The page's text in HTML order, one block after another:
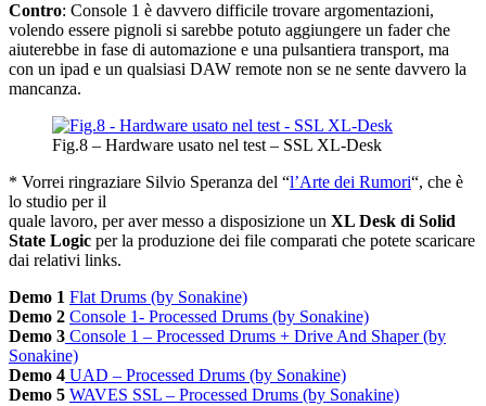
Contro: Console 1 è davvero difficile trovare argomentazioni,
volendo essere pignoli si sarebbe potuto aggiungere un fader che
aiuterebbe in fase di automazione e una pulsantiera transport, ma
con un ipad e un qualsiasi DAW remote non se ne sente davvero la
mancanza.
Fig.8 – Hardware usato nel test – SSL XL-Desk
* Vorrei ringraziare Silvio Speranza del “l’Arte dei Rumori“, che è
lo studio per il
quale lavoro, per aver messo a disposizione un XL Desk di Solid
State Logic per la produzione dei file comparati che potete scaricare
dai relativi links.
Demo 1 Flat Drums (by Sonakine)
Demo 2 Console 1- Processed Drums (by Sonakine)
Demo 3 Console 1 – Processed Drums + Drive And Shaper (by
Sonakine)
Demo 4 UAD – Processed Drums (by Sonakine)
Demo 5 WAVES SSL – Processed Drums (by Sonakine)